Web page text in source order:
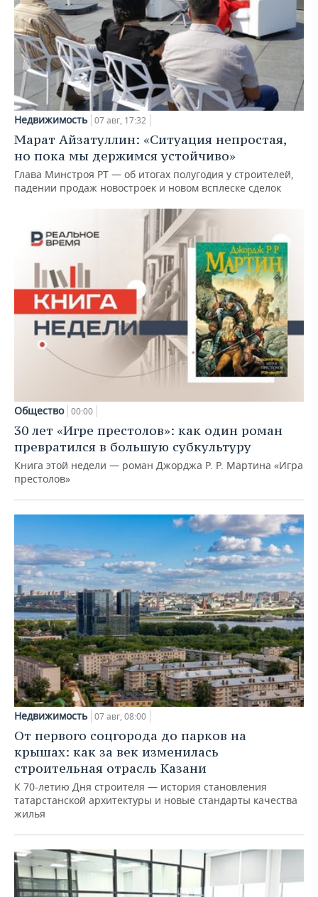
Недвижимость 07 авг, 17:32
Марат Айзатуллин: «Ситуация непростая,
но пока мы держимся устойчиво»
Глава Минстроя РТ — об итогах полугодия у строителей,
падении продаж новостроек и новом всплеске сделок
Общество 00:00
30 лет «Игре престолов»: как один роман
превратился в большую субкультуру
Книга этой недели — роман Джорджа Р. Р. Мартина «Игра
престолов»
Недвижимость 07 авг, 08:00
От первого соцгорода до парков на
крышах: как за век изменилась
строительная отрасль Казани
К 70-летию Дня строителя — история становления
татарстанской архитектуры и новые стандарты качества
жилья